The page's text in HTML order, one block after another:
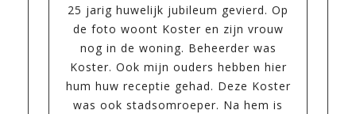
25 jarig huwelijk jubileum gevierd. Op
de foto woont Koster en zijn vrouw
nog in de woning. Beheerder was
Koster. Ook mijn ouders hebben hier
hum huw receptie gehad. Deze Koster
was ook stadsomroeper. Na hem is